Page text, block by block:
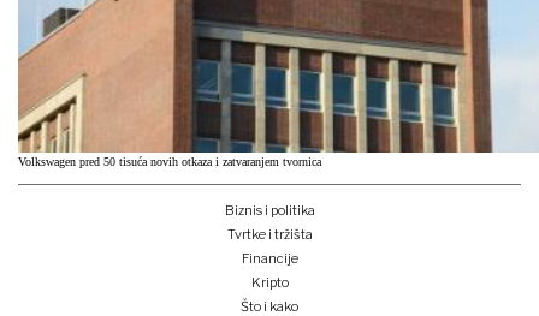
Volkswagen pred 50 tisuća novih otkaza i zatvaranjem tvornica
Biznis i politika
Tvrtke i tržišta
Financije
Kripto
Što i kako